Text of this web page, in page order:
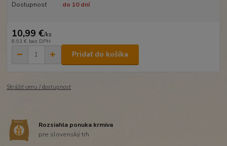
Dostupnosť do 10 dní
10,99 €/ks
8,93 € bez DPH
Pridať do košíka
Strážiť cenu / dostupnosť
Rozsiahla ponuka krmiva
pre slovenský trh